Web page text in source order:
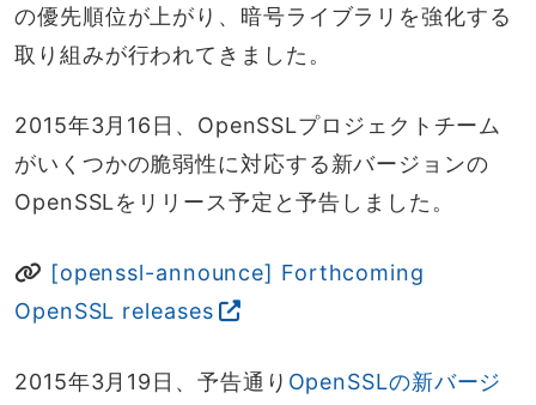
の優先順位が上がり、暗号ライブラリを強化する
取り組みが行われてきました。
2015年3月16日、OpenSSLプロジェクトチーム
がいくつかの脆弱性に対応する新バージョンの
OpenSSLをリリース予定と予告しました。
[openssl-announce] Forthcoming
OpenSSL releases
2015年3月19日、予告通り OpenSSLの新バージ